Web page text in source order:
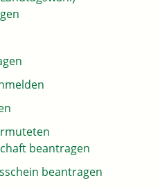
beantragen
beantragen